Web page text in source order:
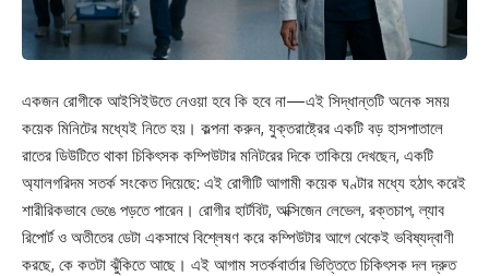
একজন রোগীকে আইসিইউতে নেওয়া হবে কি হবে না—এই সিদ্ধান্তটি অনেক সময়
কয়েক মিনিটের মধ্যেই নিতে হয়। কল্পনা করুন, যুক্তরাষ্ট্রের একটি বড় হাসপাতালে
রাতের ডিউটিতে থাকা চিকিৎসক কম্পিউটার মনিটরের দিকে তাকিয়ে দেখছেন, একটি
অ্যালগরিদম সতর্ক সংকেত দিয়েছে: এই রোগীটি আগামী কয়েক ঘণ্টার মধ্যে হঠাৎ করেই
শারীরিকভাবে ভেঙে পড়তে পারেন। রোগীর হার্টবিট, অক্সিজেন লেভেল, রক্তচাপ, ল্যাব
রিপোর্ট ও অতীতের ডেটা একসাথে বিশ্লেষণ করে কম্পিউটার আগে থেকেই ভবিষ্যদ্বাণী
করছে, কে কতটা ঝুঁকিতে আছে। এই আগাম সতর্কবার্তার ভিত্তিতে চিকিৎসক দল দ্রুত